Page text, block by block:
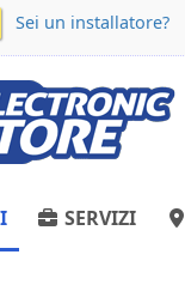
Sei un installatore?
SERVIZI